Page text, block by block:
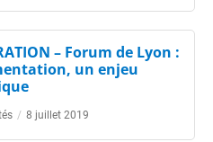
– Forum de Lyon :
un enjeu
/ 8 juillet 2019